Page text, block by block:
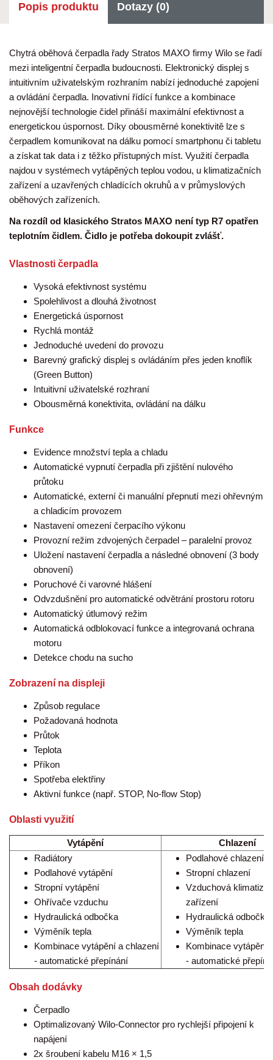
Popis produktu Dotazy (0)
Chytrá oběhová čerpadla řady Stratos MAXO firmy Wilo se řadí
mezi inteligentní čerpadla budoucnosti. Elektronický displej s
intuitivním uživatelským rozhraním nabízí jednoduché zapojení
a ovládání čerpadla. Inovativní řídící funkce a kombinace
nejnovější technologie čidel přináší maximální efektivnost a
energetickou úspornost. Díky obousměrné konektivitě lze s
čerpadlem komunikovat na dálku pomocí smartphonu či tabletu
a získat tak data i z těžko přístupných míst. Využití čerpadla
najdou v systémech vytápěných teplou vodou, u klimatizačních
zařízení a uzavřených chladících okruhů a v průmyslových
oběhových zařízeních.
Na rozdíl od klasického Stratos MAXO není typ R7 opatřen
teplotním čidlem. Čidlo je potřeba dokoupit zvlášť.
Vlastnosti čerpadla
Vysoká efektivnost systému
Spolehlivost a dlouhá životnost
Energetická úspornost
Rychlá montáž
Jednoduché uvedení do provozu
Barevný grafický displej s ovládáním přes jeden knoflík
(Green Button)
Intuitivní uživatelské rozhraní
Obousměrná konektivita, ovládání na dálku
Funkce
Evidence množství tepla a chladu
Automatické vypnutí čerpadla při zjištění nulového
průtoku
Automatické, externí či manuální přepnutí mezi ohřevným
a chladicím provozem
Nastavení omezení čerpacího výkonu
Provozní režim zdvojených čerpadel – paralelní provoz
Uložení nastavení čerpadla a následné obnovení (3 body
obnovení)
Poruchové či varovné hlášení
Odvzdušnění pro automatické odvětrání prostoru rotoru
Automatický útlumový režim
Automatická odblokovací funkce a integrovaná ochrana
motoru
Detekce chodu na sucho
Zobrazení na displeji
Způsob regulace
Požadovaná hodnota
Průtok
Teplota
Příkon
Spotřeba elektřiny
Aktivní funkce (např. STOP, No-flow Stop)
Oblasti využití
Vytápění
Chlazení
Radiátory
Podlahové vytápění
Stropní vytápění
Ohřívače vzduchu
Hydraulická odbočka
Výměník tepla
Kombinace vytápění a chlazení
- automatické přepínání
Podlahové chlazení
Stropní chlazení
Vzduchová
zařízení
Hydraulická odbočka
Výměník tepla
Kombinace vytápění
- automatické
Obsah dodávky
Čerpadlo
Optimalizovaný Wilo-Connector pro rychlejší připojení k
napájení
2x šroubení kabelu M16 × 1,5